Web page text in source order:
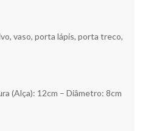
vaso, porta lápis, porta treco,
(Alça): 12cm – Diâmetro: 8cm